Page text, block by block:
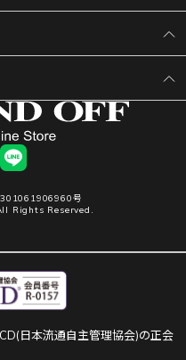
LINE
301061906960号
Rights Reserved.
日本流通自主管理協会)の正会